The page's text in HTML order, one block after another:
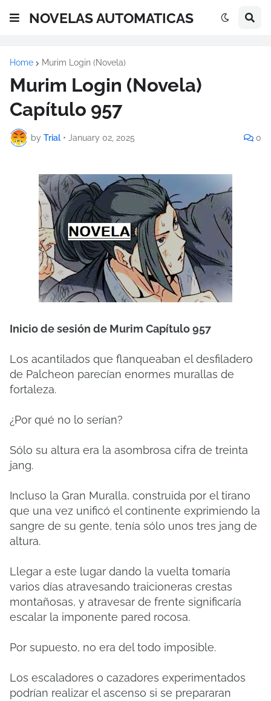
NOVELAS AUTOMATICAS
Home Murim Login (Novela)
Murim Login (Novela)
Capítulo 957
by Trial • January 02, 2025 0
Inicio de sesión de Murim Capítulo 957
Los acantilados que flanqueaban el desfiladero
de Palcheon parecían enormes murallas de
fortaleza.
¿Por qué no lo serían?
Sólo su altura era la asombrosa cifra de treinta
jang.
Incluso la Gran Muralla, construida por el tirano
que una vez unificó el continente exprimiendo la
sangre de su gente, tenía sólo unos tres jang de
altura.
Llegar a este lugar dando la vuelta tomaría
varios días atravesando traicioneras crestas
montañosas, y atravesar de frente significaría
escalar la imponente pared rocosa.
Por supuesto, no era del todo imposible.
Los escaladores o cazadores experimentados
podrían realizar el ascenso si se prepararan